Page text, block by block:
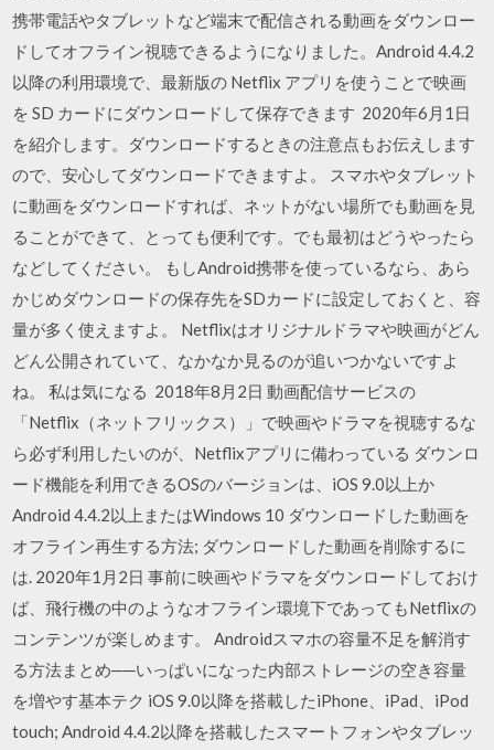
携帯電話やタブレットなど端末で配信される動画をダウンロー
ドしてオフライン視聴できるようになりました。Android 4.4.2
以降の利用環境で、最新版の Netflix アプリを使うことで映画
を SD カードにダウンロードして保存できます 2020年6月1日
を紹介します。ダウンロードするときの注意点もお伝えします
ので、安心してダウンロードできますよ。 スマホやタブレット
に動画をダウンロードすれば、ネットがない場所でも動画を見
ることができて、とっても便利です。でも最初はどうやったら
などしてください。 もしAndroid携帯を使っているなら、あら
かじめダウンロードの保存先をSDカードに設定しておくと、容
量が多く使えますよ。 Netflixはオリジナルドラマや映画がどん
どん公開されていて、なかなか見るのが追いつかないですよ
ね。 私は気になる 2018年8月2日 動画配信サービスの
「Netflix（ネットフリックス）」で映画やドラマを視聴するな
ら必ず利用したいのが、Netflixアプリに備わっている ダウンロ
ード機能を利用できるOSのバージョンは、iOS 9.0以上か
Android 4.4.2以上またはWindows 10 ダウンロードした動画を
オフライン再生する方法; ダウンロードした動画を削除するに
は. 2020年1月2日 事前に映画やドラマをダウンロードしておけ
ば、飛行機の中のようなオフライン環境下であってもNetflixの
コンテンツが楽しめます。 Androidスマホの容量不足を解消す
る方法まとめ──いっぱいになった内部ストレージの空き容量
を増やす基本テク iOS 9.0以降を搭載したiPhone、iPad、iPod
touch; Android 4.4.2以降を搭載したスマートフォンやタブレッ